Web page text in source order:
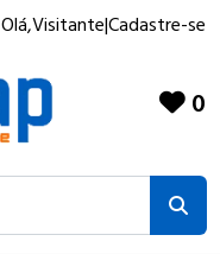
Olá,Visitante|Cadastre-se
0